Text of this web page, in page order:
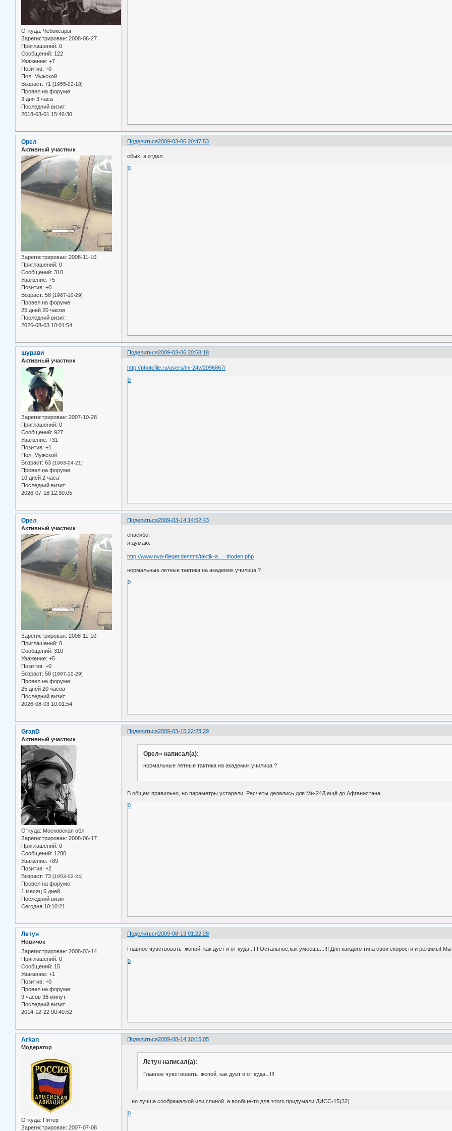
Откуда: Чебоксары
Зарегистрирован: 2008-06-27
Приглашений: 0
Сообщений: 122
Уважение: +7
Позитив: +0
Пол: Мужской
Возраст: 71 [1955-02-18]
Провел на форуме:
3 дня 3 часа
Последний визит:
2018-03-01 15:46:30
Поделиться2009-03-06 20:47:53
Орел
Активный участник
Зарегистрирован: 2008-11-10
Приглашений: 0
Сообщений: 310
Уважение: +5
Позитив: +0
Возраст: 58 [1967-10-29]
Провел на форуме:
25 дней 20 часов
Последний визит:
2026-08-03 10:01:54
обых. а отдел.
0
Поделиться2009-03-06 20:58:18
шурави
Активный участник
Зарегистрирован: 2007-10-28
Приглашений: 0
Сообщений: 927
Уважение: +31
Позитив: +1
Пол: Мужской
Возраст: 63 [1963-04-21]
Провел на форуме:
10 дней 2 часа
Последний визит:
2026-07-18 12:30:05
http://photofile.ru/users/mi-24v/2096867/
0
Поделиться2009-03-14 14:52:43
Орел
Активный участник
Зарегистрирован: 2008-11-10
Приглашений: 0
Сообщений: 310
Уважение: +5
Позитив: +0
Возраст: 58 [1967-10-29]
Провел на форуме:
25 дней 20 часов
Последний визит:
2026-08-03 10:01:54
спасибо,
я думаю:
http://www.nva-flieger.de/html/taktik-a … thoden.php
нормальные летные тактика на академик училица ?
0
Поделиться2009-03-15 22:28:29
GranD
Активный участник
Откуда: Московская обл.
Зарегистрирован: 2008-06-17
Приглашений: 0
Сообщений: 1280
Уважение: +89
Позитив: +2
Возраст: 73 [1953-02-24]
Провел на форуме:
1 месяц 6 дней
Последний визит:
Сегодня 10:10:21
Орел» написал(а):
нормальные летные тактика на академик училица ?
В общем правильно, но параметры устарели. Расчеты делались для Ми-24Д ещё до Афганистана.
0
Поделиться2009-08-13 01:22:28
Летун
Новичок
Зарегистрирован: 2008-03-14
Приглашений: 0
Сообщений: 15
Уважение: +1
Позитив: +0
Провел на форуме:
9 часов 36 минут
Последний визит:
2014-12-22 00:40:52
Главное чувствовать жопой, как дует и от куда...!!! Остальное,как умеешь...!!! Для каждого типа свои скорости и режимы!
0
Поделиться2009-08-14 10:15:05
Arkan
Модератор
Откуда: Питер
Зарегистрирован: 2007-07-08
Летун написал(а):
Главное чувствовать жопой, как дует и от куда...!!!
...но лучше соображалкой или спиной..а вообще-то для этого придумали ДИСС-15(32)
0